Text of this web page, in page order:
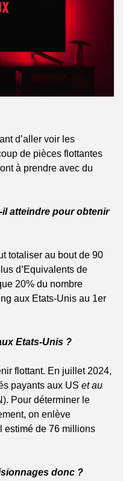
d’aller voir les
de pièces flottantes
à prendre avec du
atteindre pour obtenir
totaliser au bout de 90
d’Equivalents de
20% du nombre
aux Etats-Unis au 1er
Etats-Unis ?
flottant. En juillet 2024,
payants aux US et au
Pour déterminer le
on enlève
estimé de 76 millions
donc ?